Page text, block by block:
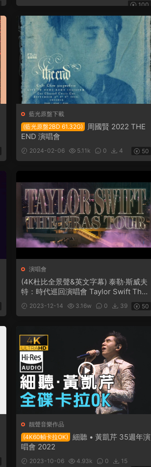
100
藍光原盤下載
(藍光原盤2BD 61.32G)
周國賢 2022 THE
END 演唱會
2024-02-06 5.11k 0 4 50
演唱會
(4K杜比全景聲&英文字幕) 泰勒·斯威夫
特：時代巡回演唱會 Taylor Swift The
Eras Tour 2023
2023-12-14 3.16w 0 39 50
靓聲音樂作品
(4K60幀卡拉OK)
細聽 • 黃凱芹 35週年演
唱會 2022
2023-10-06 4.93k 0
15